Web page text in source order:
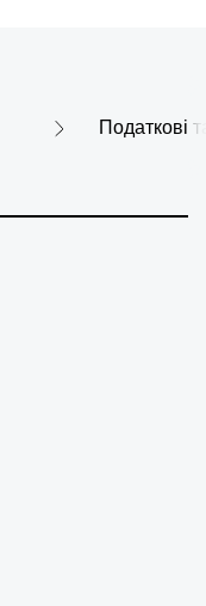
Податкові